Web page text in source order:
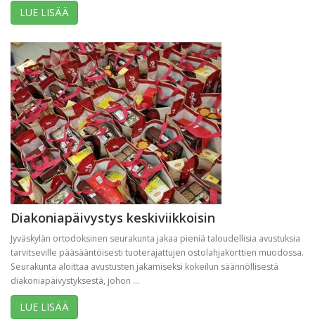
LUE LISÄÄ
Diakoniapäivystys keskiviikkoisin
Jyväskylän ortodoksinen seurakunta jakaa pieniä taloudellisia avustuksia
tarvitseville pääsääntöisesti tuoterajattujen ostolahjakorttien muodossa.
Seurakunta aloittaa avustusten jakamiseksi kokeilun säännöllisestä
diakoniapäivystyksestä, johon ...
LUE LISÄÄ